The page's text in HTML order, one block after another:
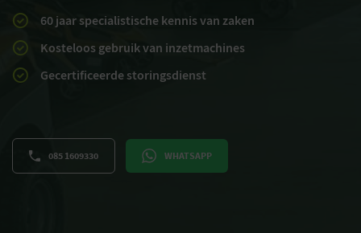
60 jaar specialistische kennis van zaken
Kosteloos gebruik van inzetmachines
Gecertificeerde storingsdienst
085 1609330 WHATSAPP